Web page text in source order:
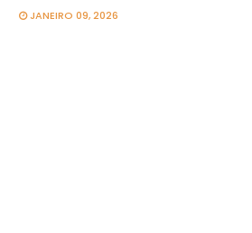
JANEIRO 09, 2026